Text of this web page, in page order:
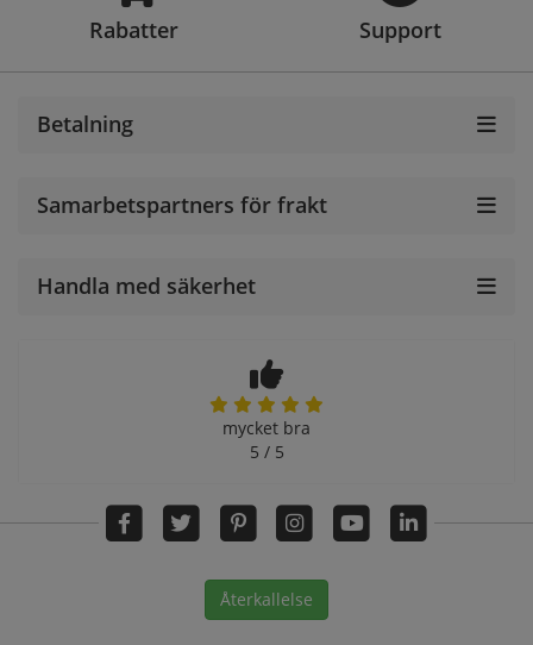
Rabatter Support
Betalning
Samarbetspartners för frakt
Handla med säkerhet
mycket bra
5 / 5
Återkallelse